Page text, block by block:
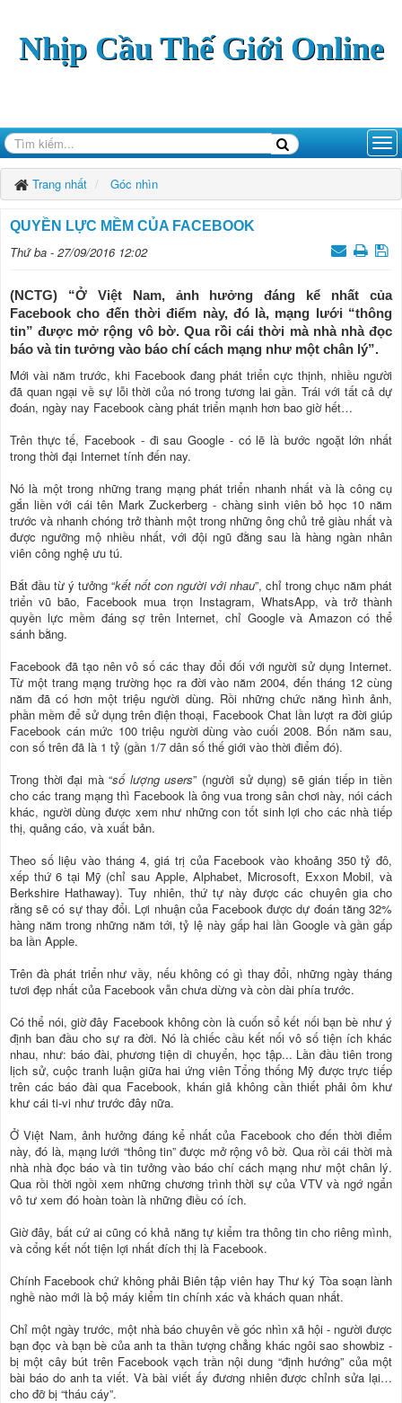
Nhịp Cầu Thế Giới Online
Trang nhất Góc nhìn
QUYỀN LỰC MỀM CỦA FACEBOOK
Thứ ba - 27/09/2016 12:02
(NCTG) “Ở Việt Nam, ảnh hưởng đáng kể nhất của
Facebook cho đến thời điểm này, đó là, mạng lưới “thông
tin” được mở rộng vô bờ. Qua rồi cái thời mà nhà nhà đọc
báo và tin tưởng vào báo chí cách mạng như một chân lý”.
Mới vài năm trước, khi Facebook đang phát triển cực thịnh, nhiều người
đã quan ngại về sự lỗi thời của nó trong tương lai gần. Trái với tất cả dự
đoán, ngày nay Facebook càng phát triển mạnh hơn bao giờ hết…
Trên thực tế, Facebook - đi sau Google - có lẽ là bước ngoặt lớn nhất
trong thời đại Internet tính đến nay.
Nó là một trong những trang mạng phát triển nhanh nhất và là công cụ
gắn liền với cái tên Mark Zuckerberg - chàng sinh viên bỏ học 10 năm
trước và nhanh chóng trở thành một trong những ông chủ trẻ giàu nhất và
được ngưỡng mộ nhiều nhất, với đội ngũ đằng sau là hàng ngàn nhân
viên công nghệ ưu tú.
Bắt đầu từ ý tưởng “kết nốt con người với nhau”, chỉ trong chục năm phát
triển vũ bão, Facebook mua trọn Instagram, WhatsApp, và trở thành
quyền lực mềm đáng sợ trên Internet, chỉ Google và Amazon có thể
sánh bằng.
Facebook đã tạo nên vô số các thay đổi đối với người sử dụng Internet.
Từ một trang mạng trường học ra đời vào năm 2004, đến tháng 12 cùng
năm đã có hơn một triệu người dùng. Rồi những chức năng hình ảnh,
phần mềm để sử dụng trên điện thoại, Facebook Chat lần lượt ra đời giúp
Facebook cán mức 100 triệu người dùng vào cuối 2008. Bốn năm sau,
con số trên đã là 1 tỷ (gần 1/7 dân số thế giới vào thời điểm đó).
Trong thời đại mà “số lượng users” (người sử dụng) sẽ gián tiếp in tiền
cho các trang mạng thì Facebook là ông vua trong sân chơi này, nói cách
khác, người dùng được xem như những con tốt sinh lợi cho các nhà tiếp
thị, quảng cáo, và xuất bản.
Theo số liệu vào tháng 4, giá trị của Facebook vào khoảng 350 tỷ đô,
xếp thứ 6 tại Mỹ (chỉ sau Apple, Alphabet, Microsoft, Exxon Mobil, và
Berkshire Hathaway). Tuy nhiên, thứ tự này được các chuyên gia cho
rằng sẽ có sự thay đổi. Lợi nhuận của Facebook được dự đoán tăng 32%
hàng năm trong những năm tới, tỷ lệ này gấp hai lần Google và gần gấp
ba lần Apple.
Trên đà phát triển như vầy, nếu không có gì thay đổi, những ngày tháng
tươi đẹp nhất của Facebook vẫn chưa dừng và còn dài phía trước.
Có thể nói, giờ đây Facebook không còn là cuốn sổ kết nối bạn bè như ý
định ban đầu cho sự ra đời. Nó là chiếc cầu kết nối vô số tiện ích khác
nhau, như: báo đài, phương tiện di chuyển, học tập... Lần đầu tiên trong
lịch sử, cuộc tranh luận giữa hai ứng viên Tổng thống Mỹ được trực tiếp
trên các báo đài qua Facebook, khán giả không cần thiết phải ôm khư
khư cái ti-vi như trước đây nữa.
Ở Việt Nam, ảnh hưởng đáng kể nhất của Facebook cho đến thời điểm
này, đó là, mạng lưới “thông tin” được mở rộng vô bờ. Qua rồi cái thời mà
nhà nhà đọc báo và tin tưởng vào báo chí cách mạng như một chân lý.
Qua rồi thời ngồi xem những chương trình thời sự của VTV và ngớ ngẩn
vô tư xem đó hoàn toàn là những điều có ích.
Giờ đây, bất cứ ai cũng có khả năng tự kiểm tra thông tin cho riêng mình,
và cổng kết nốt tiện lợi nhất đích thị là Facebook.
Chính Facebook chứ không phải Biên tập viên hay Thư ký Tòa soạn lành
nghề nào mới là bộ máy kiểm tin chính xác và khách quan nhất.
Chỉ một ngày trước, một nhà báo chuyên về góc nhìn xã hội - người được
bạn đọc và bạn bè của anh ta thần tượng chẳng khác ngôi sao showbiz -
bị một cây bút trên Facebook vạch trần nội dung “định hướng” của một
bài báo do anh ta viết. Và bài viết ấy đương nhiên được chỉnh sửa lại…
cho đỡ bị “tháu cáy”.